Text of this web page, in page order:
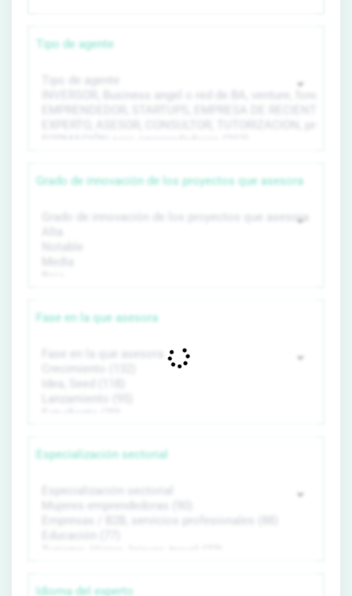
Tipo de agente
Grado de innovación de los proyectos que asesora
Fase en la que asesora
Especialización sectorial
Idioma del experto